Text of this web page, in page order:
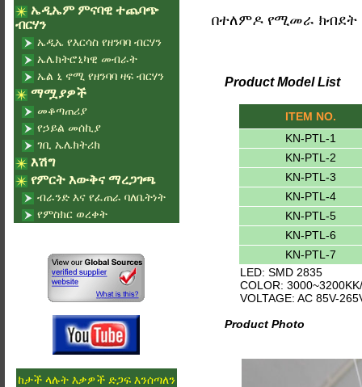
በተለምዶ የሚመራ ክብደት
Product Model List
ITEM NO.
KN-PTL-1
KN-PTL-2
KN-PTL-3
KN-PTL-4
KN-PTL-5
KN-PTL-6
KN-PTL-7
LED: SMD 2835
COLOR:
VOLTAGE: AC 85V-
Product Photo
ኤዲኤም ምናባዊ ተጨባጭ
ብርሃን
ኤዲኤ የእርሳስ የዘንባባ ብርሃን
ኤሌክትሮኒካዊ መብራት
ኤል ኒ ኖሚ የዘንባባ ዛፍ ብርሃን
ማሟያዎች
መቆጣጠሪያ
የኃይል መሰኪያ
ገቢ ኤሌክትሪክ
እሽግ
የምርት እውቅና ማረጋገጫ
ብራንድ እና የፈጠራ ባለቤትነት
የምስክር ወረቀት
ከታች ላሉት እቃዎች ድጋፍ እንሰጣለን